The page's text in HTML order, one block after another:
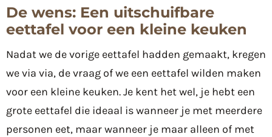
De wens: Een uitschuifbare
eettafel voor een kleine keuken
Nadat we de vorige eettafel hadden gemaakt, kregen
we via via, de vraag of we een eettafel wilden maken
voor een kleine keuken. Je kent het wel, je hebt een
grote eettafel die ideaal is wanneer je met meerdere
personen eet, maar wanneer je maar alleen of met